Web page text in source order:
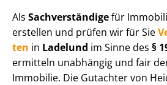
Als Sachverständigefür
erstellen und prüfen wir für Sie
ten in Ladelund im Sinne des §
ermitteln unabhängig und fair
Immobilie. Die Gutachter von